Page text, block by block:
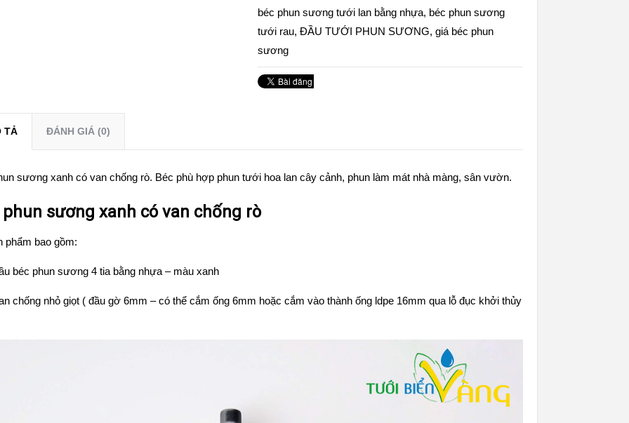
béc phun sương tưới lan bằng nhựa, béc phun sương
tưới rau,ĐẦU TƯỚI PHUN SƯƠNG,giá béc phun
sương
TẢ ĐÁNH GIÁ (0)
sương xanh có van chống rò. Béc phù hợp phun tưới hoa lan cây cảnh, phun làm mát nhà màng, sân vườn.
phun sương xanh có van chống rò
phẩm bao gồm:
béc phun sương 4 tia bằng nhựa – màu xanh
chống nhỏ giọt ( đầu gờ 6mm – có thể cắm ống 6mm hoặc cắm vào thành ống ldpe 16mm qua lỗ đục khởi thủy